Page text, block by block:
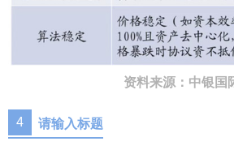
资料来源：中银国
4 请输入标题